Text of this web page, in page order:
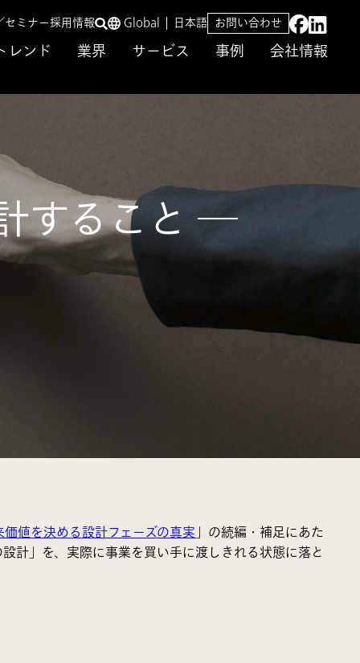
レンド 業界 サービス 事例 会社情報
セミナー採用情報 Global 日本語 お問い合わせ
すること ─
値を決める設計フェーズの真実 」の続編・補足にあた
計」を、実際に事業を買い手に渡しきれる状態に落と